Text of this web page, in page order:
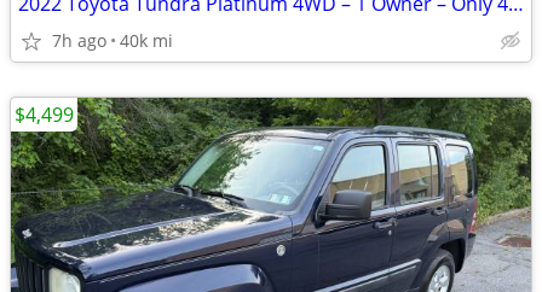
7h ago 40k mi
$4,499